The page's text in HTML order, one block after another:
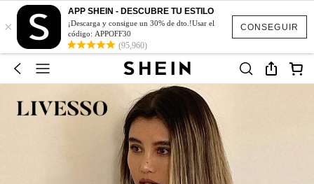
CONSEGUIR
×
APP SHEIN - DESCUBRE TU ESTILO
¡Descarga y consigue un 30% de dto.!Usar el
código: APPOFF30
(95,960)